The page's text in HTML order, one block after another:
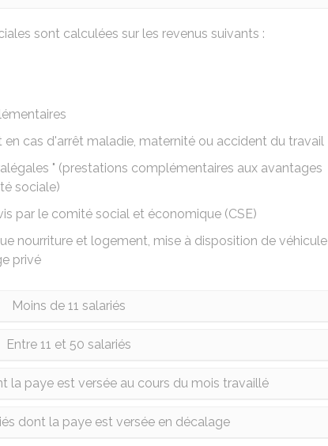
sont calculées sur les revenus suivants :
cas d'arrêt maladie, maternité ou accident du travail
" (prestations complémentaires aux avantages
sociale)
par le comité social et économique (CSE)
nourriture et logement, mise à disposition de véhicule
privé
Moins de 11 salariés
Entre 11 et 50 salariés
la paye est versée au cours du mois travaillé
dont la paye est versée en décalage